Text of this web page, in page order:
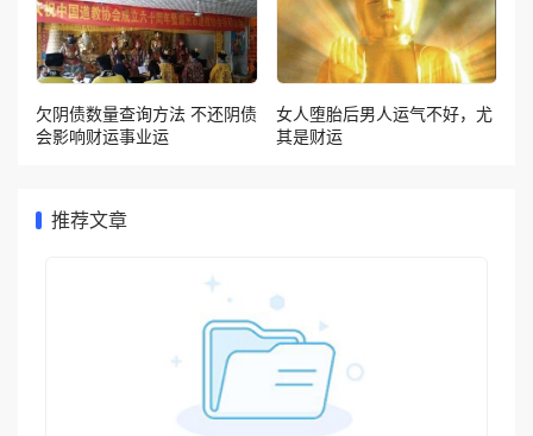
欠阴债数量查询方法 不还阴债
会影响财运事业运
女人堕胎后男人运气不好，尤
其是财运
推荐文章